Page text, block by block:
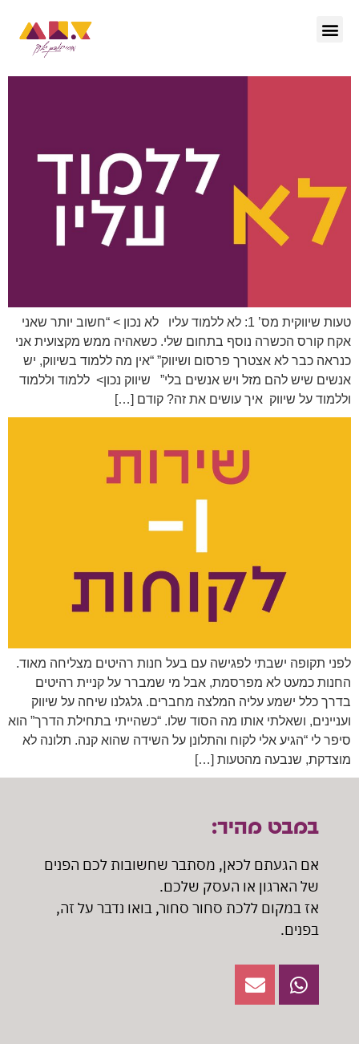
טעות שיווקית מס’ 1: לא ללמוד עליו לא נכון > “חשוב יותר שאני
אקח קורס הכשרה נוסף בתחום שלי. כשאהיה ממש מקצועית אני
כנראה כבר לא אצטרך פרסום ושיווק” “אין מה ללמוד בשיווק, יש
אנשים שיש להם מזל ויש אנשים בלי” שיווק נכון> ללמוד וללמוד
וללמוד על שיווק איך עושים את זה? קודם […]
לפני תקופה ישבתי לפגישה עם בעל חנות רהיטים מצליחה מאוד.
החנות כמעט לא מפרסמת, אבל מי שמברר על קניית רהיטים
בדרך כלל ישמע עליה המלצה מחברים. גלגלנו שיחה על שיווק
ועניינים, ושאלתי אותו מה הסוד שלו. “כשהייתי בתחילת הדרך” הוא
סיפר לי “הגיע אלי לקוח והתלונן על השידה שהוא קנה. תלונה לא
מוצדקת, שנבעה מהטעות […]
במבט מהיר:
אם הגעתם לכאן, מסתבר שחשובות לכם הפנים
של הארגון או העסק שלכם.
אז במקום ללכת סחור סחור, בואו נדבר על זה,
בפנים.